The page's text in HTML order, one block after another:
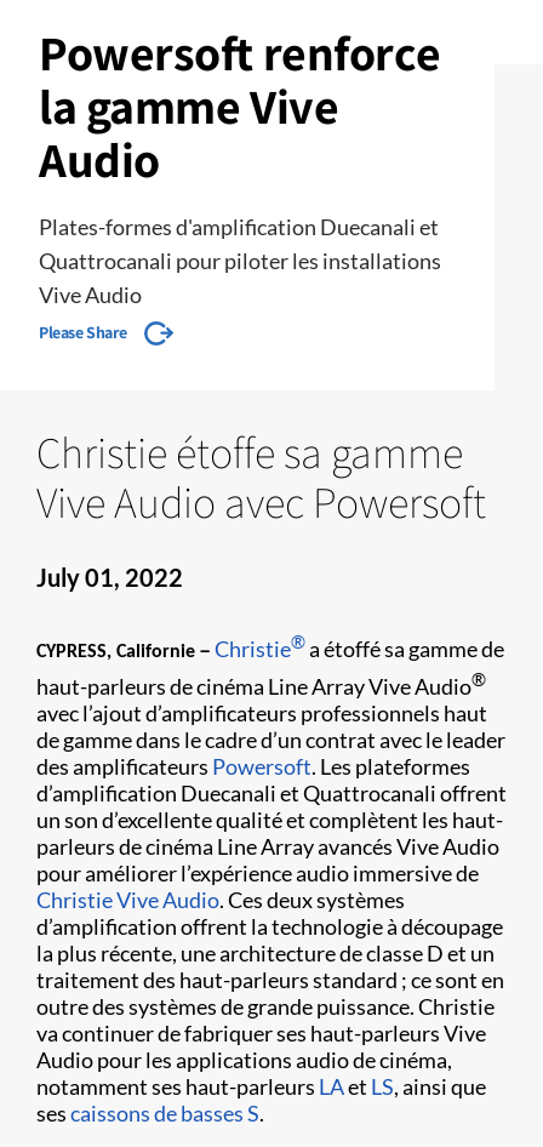
Powersoft renforce
la gamme Vive
Audio
Plates-formes d'amplification Duecanali et
Quattrocanali pour piloter les installations
Vive Audio
Please Share
Christie étoffe sa gamme
Vive Audio avec Powersoft
July 01, 2022
CYPRESS, Californie –Christie®a étoffé sa gamme de
haut-parleurs de cinéma Line Array Vive Audio®
avec l’ajout d’amplificateurs professionnels haut
de gamme dans le cadre d’un contrat avec le leader
des amplificateurs Powersoft. Les plateformes
d’amplification Duecanali et Quattrocanali offrent
un son d’excellente qualité et complètent les haut-
parleurs de cinéma Line Array avancés Vive Audio
pour améliorer l’expérience audio immersive de
Christie Vive Audio. Ces deux systèmes
d’amplification offrent la technologie à découpage
la plus récente, une architecture de classe D et un
traitement des haut-parleurs standard ; ce sont en
outre des systèmes de grande puissance. Christie
va continuer de fabriquer ses haut-parleurs Vive
Audio pour les applications audio de cinéma,
notamment ses haut-parleurs LAet LS, ainsi que
sescaissons de basses S.